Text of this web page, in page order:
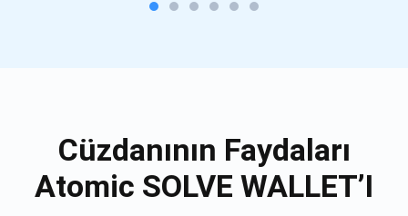
Cüzdanının Faydaları
Atomic SOLVE WALLET’I